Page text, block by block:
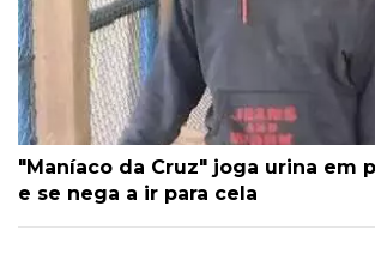
"Maníaco da Cruz" joga urina em
e se nega a ir para cela